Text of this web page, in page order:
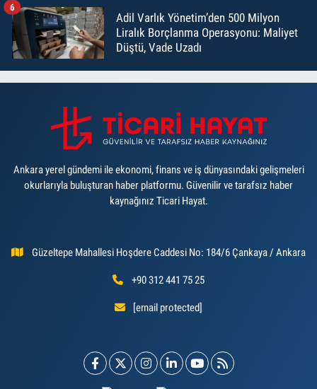
Adil Varlık Yönetim’den 500 Milyon
Liralık Borçlanma Operasyonu: Maliyet
Düştü, Vade Uzadı
6
Ankara yerel gündemi ile ekonomi, finans ve iş dünyasındaki gelişmeleri
okurlarıyla buluşturan haber platformu. Güvenilir ve tarafsız haber
kaynağınız Ticari Hayat.
Güzeltepe Mahallesi Hoşdere Caddesi No: 184/6 Çankaya / Ankara
+90 312 441 75 25
[email protected]